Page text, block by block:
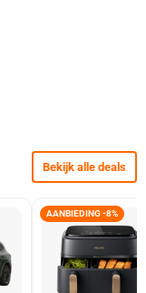
Bekijk alle deals
AANBIEDING -8%